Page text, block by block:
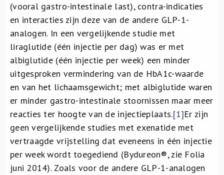
(vooral gastro-intestinale last), contra-indicaties
en interacties zijn deze van de andere GLP-1-
analogen. In een vergelijkende studie met
liraglutide (één injectie per dag) was er met
albiglutide (één injectie per week) een minder
uitgesproken vermindering van de HbA1c-waarde
en van het lichaamsgewicht; met albiglutide waren
er minder gastro-intestinale stoornissen maar meer
reacties ter hoogte van de injectieplaats.[1]Er zijn
geen vergelijkende studies met exenatide met
vertraagde vrijstelling dat eveneens in één injectie
per week wordt toegediend (Bydureon®, zie Folia
juni 2014). Zoals voor de andere GLP-1-analogen